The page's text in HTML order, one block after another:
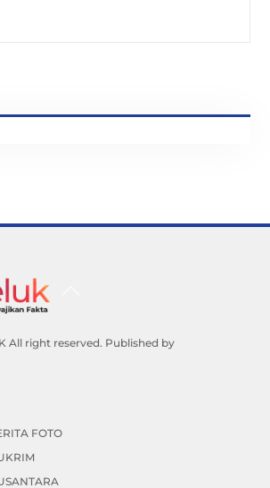
All right reserved. Published by
FOTO